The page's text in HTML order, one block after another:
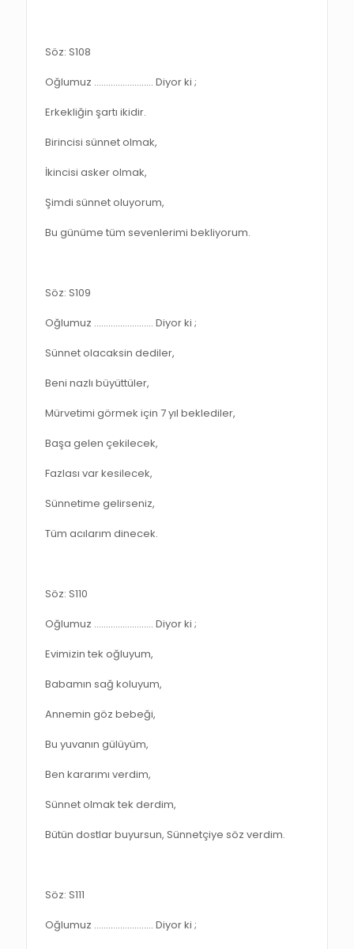
Söz: S108
Oğlumuz ……………………. Diyor ki ;
Erkekliğin şartı ikidir.
Birincisi sünnet olmak,
İkincisi asker olmak,
Şimdi sünnet oluyorum,
Bu günüme tüm sevenlerimi bekliyorum.
Söz: S109
Oğlumuz ……………………. Diyor ki ;
Sünnet olacaksin dediler,
Beni nazlı büyüttüler,
Mürvetimi görmek için 7 yıl beklediler,
Başa gelen çekilecek,
Fazlası var kesilecek,
Sünnetime gelirseniz,
Tüm acılarım dinecek.
Söz: S110
Oğlumuz ……………………. Diyor ki ;
Evimizin tek oğluyum,
Babamın sağ koluyum,
Annemin göz bebeği,
Bu yuvanın gülüyüm,
Ben kararımı verdim,
Sünnet olmak tek derdim,
Bütün dostlar buyursun, Sünnetçiye söz verdim.
Söz: S111
Oğlumuz ……………………. Diyor ki ;